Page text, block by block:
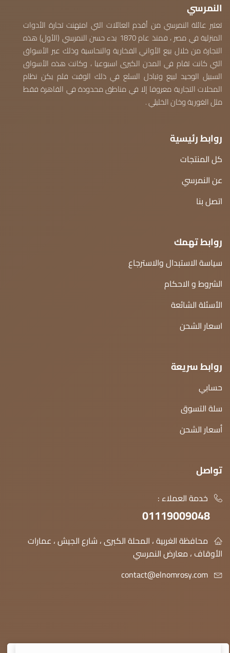
النمرسي
تعتبر عائلة النمرسي من أقدم العائلات التي امتهنت تجارة الأدوات
المنزلية في مصر ، فمنذ عام 1870 بدء حسن النمرسي (الأول) هذه
التجارة من خلال بيع الأواني الفخارية والنحاسية وذلك عبر الأسواق
التي كانت تقام في المدن الكبرى اسبوعيا ، وكانت هذه الأسواق
السبيل الوحيد لبيع وتبادل السلع في ذلك الوقت فلم يكن نظام
المحلات التجارية معروفا إلا في مناطق محدودة في القاهرة فقط
مثل الغورية وخان الخليلي .
روابط رئيسية
كل المنتجات
عن النمرسي
اتصل بنا
روابط تهمك
سياسة الاستبدال والاسترجاع
الشروط و الاحكام
الأسئلة الشائعة
اسعار الشحن
روابط سريعة
حسابي
سلة التسوق
أسعار الشحن
تواصل
خدمة العملاء :
01119009048
محافظة الغربية ، المحلة الكبرى ، شارع الجيش ، عمارات
الأوقاف ، معارض النمرسي
contact@elnomrosy.com